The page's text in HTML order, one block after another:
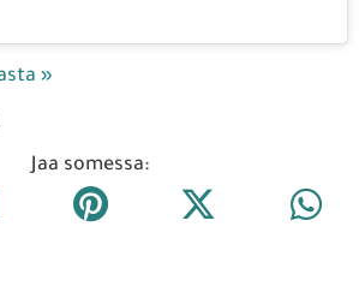
»
Jaa somessa: